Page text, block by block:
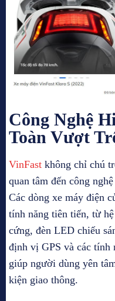
Công Nghệ
Toàn Vượt
VinFast không chỉ chú
quan tâm đến công
Các dòng xe máy điện
tính năng tiên tiến, từ
cứng, đèn LED chiếu
định vị GPS và các tính
giúp người dùng yên
kiện giao thông.